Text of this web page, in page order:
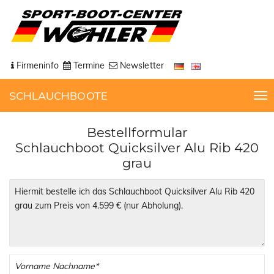
Firmeninfo Termine Newsletter
SCHLAUCHBOOTE
T
o
n
a
Bestellformular
Schlauchboot Quicksilver Alu Rib 420
grau